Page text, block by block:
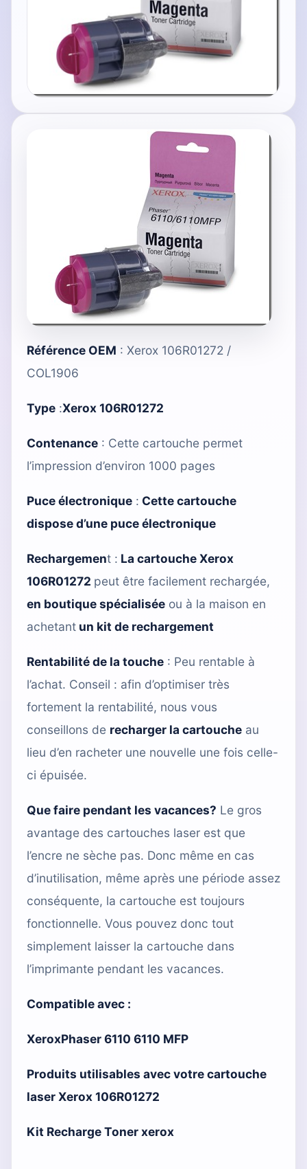
Référence OEM : Xerox 106R01272 /
COL1906
Type :Xerox 106R01272
Contenance : Cette cartouche permet
l’impression d’environ 1000 pages
Puce électronique : Cette cartouche
dispose d’une puce électronique
Rechargement : La cartouche Xerox
106R01272 peut être facilement rechargée,
en boutique spécialisée ou à la maison en
achetant un kit de rechargement
Rentabilité de la touche : Peu rentable à
l’achat. Conseil : afin d’optimiser très
fortement la rentabilité, nous vous
conseillons de recharger la cartouche au
lieu d’en racheter une nouvelle une fois celle-
ci épuisée.
Que faire pendant les vacances? Le gros
avantage des cartouches laser est que
l’encre ne sèche pas. Donc même en cas
d’inutilisation, même après une période assez
conséquente, la cartouche est toujours
fonctionnelle. Vous pouvez donc tout
simplement laisser la cartouche dans
l’imprimante pendant les vacances.
Compatible avec :
XeroxPhaser 6110 6110 MFP
Produits utilisables avec votre cartouche
laser Xerox 106R01272
Kit Recharge Toner xerox